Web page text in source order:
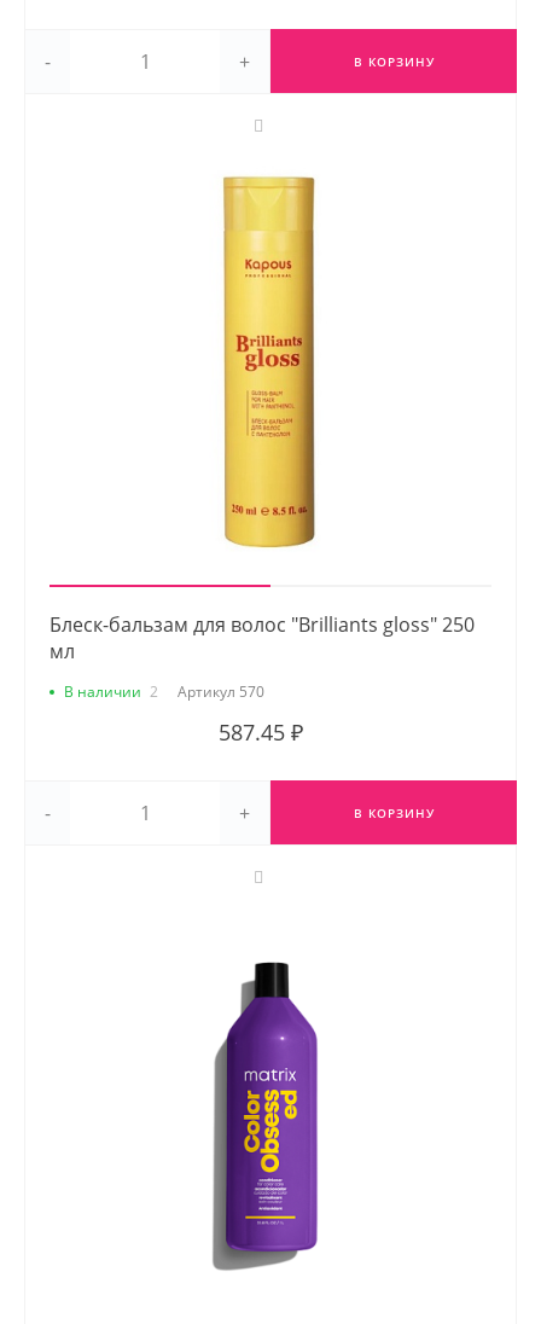
- + В КОРЗИНУ
Блеск-бальзам для волос "Brilliants gloss" 250
мл
В наличии 2 Артикул 570
587.45 ₽
- + В КОРЗИНУ